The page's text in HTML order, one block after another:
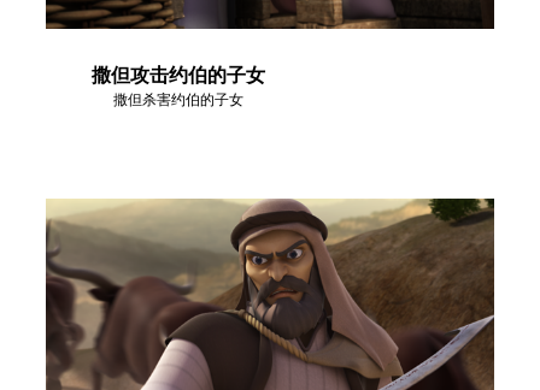
撒但攻击约伯的子女
撒但杀害约伯的子女